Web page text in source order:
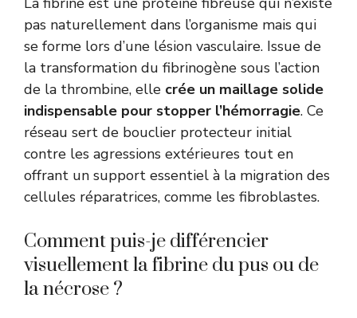
pas naturellement dans l’organisme mais qui
se forme lors d’une lésion vasculaire. Issue de
la transformation du fibrinogène sous l’action
de la thrombine, elle crée un maillage solide
indispensable pour stopper l’hémorragie. Ce
réseau sert de bouclier protecteur initial
contre les agressions extérieures tout en
offrant un support essentiel à la migration des
cellules réparatrices, comme les fibroblastes.
Comment puis-je différencier
visuellement la fibrine du pus ou de
la nécrose ?